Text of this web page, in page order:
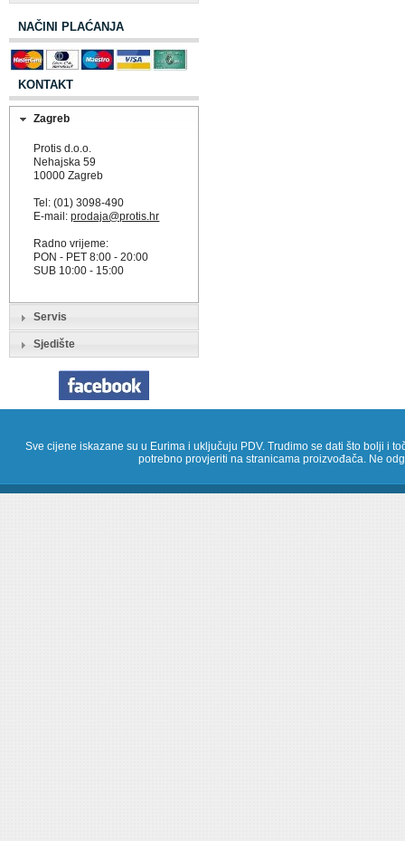
NAČINI PLAĆANJA
KONTAKT
Zagreb
Protis d.o.o.
Nehajska 59
10000 Zagreb
Tel: (01) 3098-490
E-mail:prodaja@protis.hr
Radno vrijeme:
PON - PET 8:00 - 20:00
SUB 10:00 - 15:00
Servis
Sjedište
Sve cijene iskazane su u Eurima i uključuju PDV. Trudimo se dati što bolji i
potrebno provjeriti na stranicama proizvođača. Ne